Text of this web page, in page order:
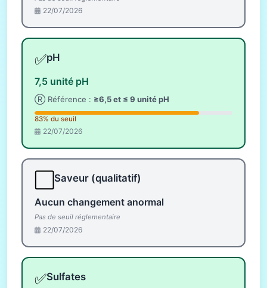
22/07/2026
✅pH
7,5 unité pH
Ⓡ Référence : ≥6,5 et ≤ 9 unité pH
83% du seuil
22/07/2026
Saveur (qualitatif)
Aucun changement anormal
Pas de seuil réglementaire
22/07/2026
✅Sulfates